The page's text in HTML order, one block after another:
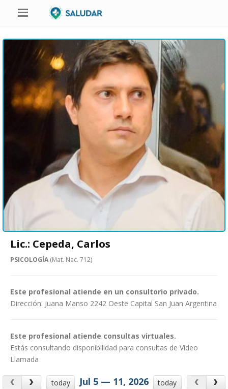
Lic.: Cepeda, Carlos
PSICOLOGÍA (Mat. Nac. 712)
Este profesional atiende en un consultorio privado.
Dirección: Juana Manso 2242 Oeste Capital San Juan Argentina
Este profesional atiende consultas virtuales.
Estás consultando disponibilidad para consultas de Video
Llamada
today today
Jul 5 — 11, 2026